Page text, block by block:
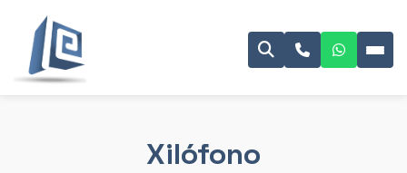
Xilófono